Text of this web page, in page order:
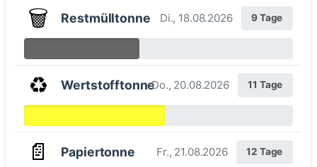
🗑️ Restmülltonne Di., 18.08.2026 9 Tage
♻️ WertstofftonneDo., 20.08.2026 11 Tage
📄 Papiertonne Fr., 21.08.2026 12 Tage